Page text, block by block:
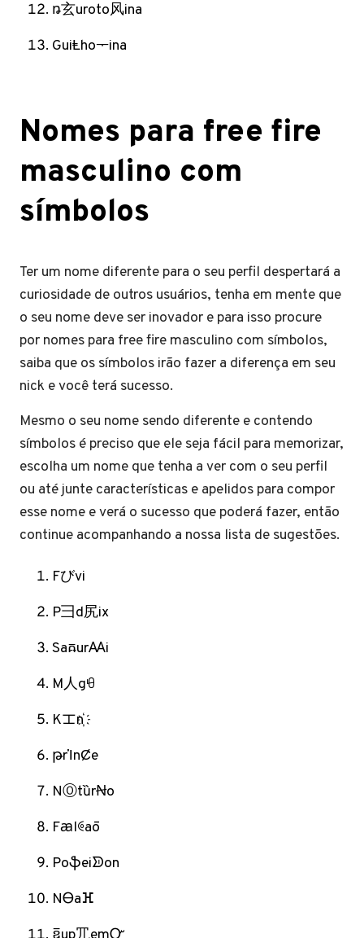
ꬻ玄uroto⻛ina
GuiⱠhoᅮinaㅤ
Nomes para free fire
masculino com
símbolos
Ter um nome diferente para o seu perfil despertará a
curiosidade de outros usuários, tenha em mente que
o seu nome deve ser inovador e para isso procure
por nomes para free fire masculino com símbolos,
saiba que os símbolos irão fazer a diferença em seu
nick e você terá sucesso.
Mesmo o seu nome sendo diferente e contendo
símbolos é preciso que ele seja fácil para memorizar,
escolha um nome que tenha a ver com o seu perfil
ou até junte características e apelidos para compor
esse nome e verá o sucesso que poderá fazer, então
continue acompanhando a nossa lista de sugestões.
Fびviㅤ
P⺕d尻ix
SaឝurꜲi
M⼈gꀺ
Kㆲn҉ㅤ
թrἹnȻeㅤ
NⓄtȕrꞤoㅤ
Fꜳlꏲaōㅤ
Poֆeiᗥonㅤ
NᎾaⴼㅤ